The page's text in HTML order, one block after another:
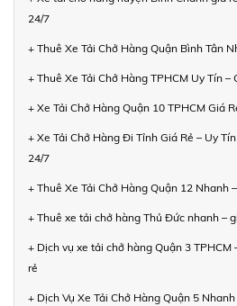
24/7
+ Thuê Xe Tải Chở Hàng Quận Bình Tân
+ Thuê Xe Tải Chở Hàng TPHCM Uy Tín –
+ Xe Tải Chở Hàng Quận 10 TPHCM Giá
+ Xe Tải Chở Hàng Đi Tỉnh Giá Rẻ – Uy
24/7
+ Thuê Xe Tải Chở Hàng Quận 12 Nhanh
+ Thuê xe tải chở hàng Thủ Đức nhanh –
+ Dịch vụ xe tải chở hàng Quận 3
rẻ
+ Dịch Vụ Xe Tải Chở Hàng Quận 5